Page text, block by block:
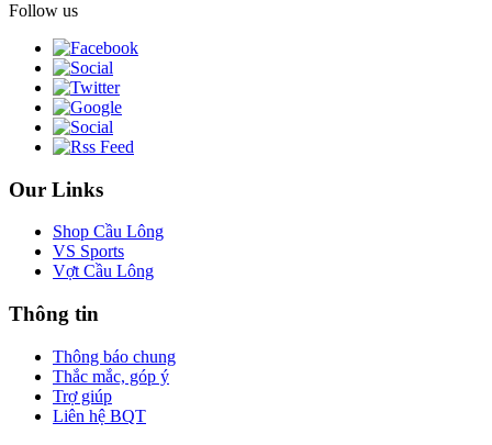
Follow us
Our Links
Shop Cầu Lông
VS Sports
Vợt Cầu Lông
Thông tin
Thông báo chung
Thắc mắc, góp ý
Trợ giúp
Liên hệ BQT